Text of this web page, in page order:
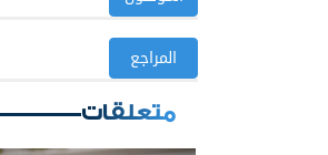
المراجع
متعلقات